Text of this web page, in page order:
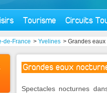
Tourisme Circuits
de-France > Yvelines > Grandes
Grandes eaux
Spectacles nocturnes